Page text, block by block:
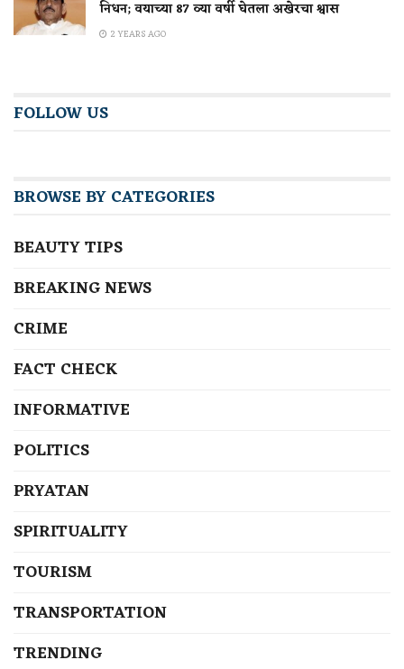
निधन; वयाच्या 87 व्या वर्षी घेतला अखेरचा श्वास
2 YEARS AGO
FOLLOW US
BROWSE BY CATEGORIES
BEAUTY TIPS
BREAKING NEWS
CRIME
FACT CHECK
INFORMATIVE
POLITICS
PRYATAN
SPIRITUALITY
TOURISM
TRANSPORTATION
TRENDING